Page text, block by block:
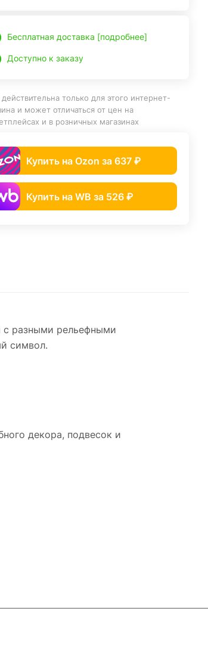
Бесплатная доставка [подробнее]
Доступно к заказу
только для этого интернет-
и может отличаться от цен на
и в розничных магазинах
Купить на Ozon за 637 ₽
Купить на WB за 526 ₽
с разными рельефными
символ.
декора, подвесок и